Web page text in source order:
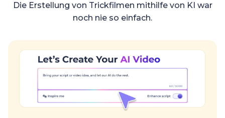
Die Erstellung von Trickfilmen mithilfe von KI war
noch nie so einfach.